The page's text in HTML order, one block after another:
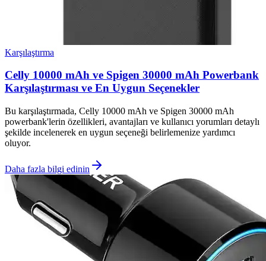
Karşılaştırma
Celly 10000 mAh ve Spigen 30000 mAh Powerbank
Karşılaştırması ve En Uygun Seçenekler
Bu karşılaştırmada, Celly 10000 mAh ve Spigen 30000 mAh
powerbank'lerin özellikleri, avantajları ve kullanıcı yorumları detaylı
şekilde incelenerek en uygun seçeneği belirlemenize yardımcı
oluyor.
Daha fazla bilgi edinin